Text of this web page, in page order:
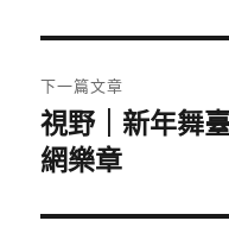
覽
文
章:
下一篇文章
下
一
文
視野｜新年舞
網樂章